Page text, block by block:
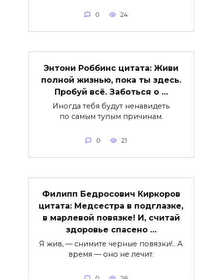
0 24
Энтони Роббинс цитата: Живи
полной жизнью, пока ты здесь.
Пробуй всё. Заботься о …
Иногда тебя будут ненавидеть
по самым тупым причинам.
0 21
Филипп Бедросович Киркоров
цитата: Медсестра в подглазке,
в марлевой повязке! И, считай
здоровье спасено …
Я жив, — снимите черные повязки!.. А
время — оно не лечит.